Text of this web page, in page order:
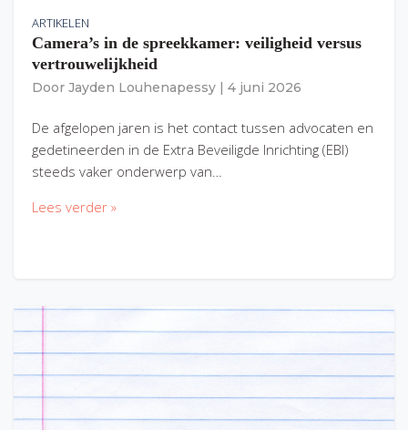
ARTIKELEN
Camera’s in de spreekkamer: veiligheid versus
vertrouwelijkheid
Door Jayden Louhenapessy 4 juni 2026
De afgelopen jaren is het contact tussen advocaten en
gedetineerden in de Extra Beveiligde Inrichting (EBI)
steeds vaker onderwerp van…
Lees verder »